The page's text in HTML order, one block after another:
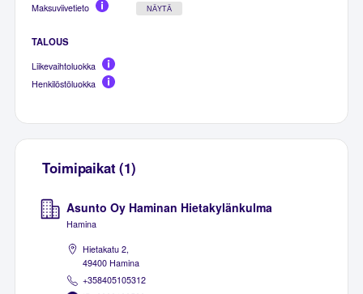
Maksuviivetieto
NÄYTÄ
TALOUS
Liikevaihtoluokka
Henkilöstöluokka
Toimipaikat (1)
Asunto Oy Haminan Hietakylänkulma
Hamina
Hietakatu 2,
49400 Hamina
+358405105312